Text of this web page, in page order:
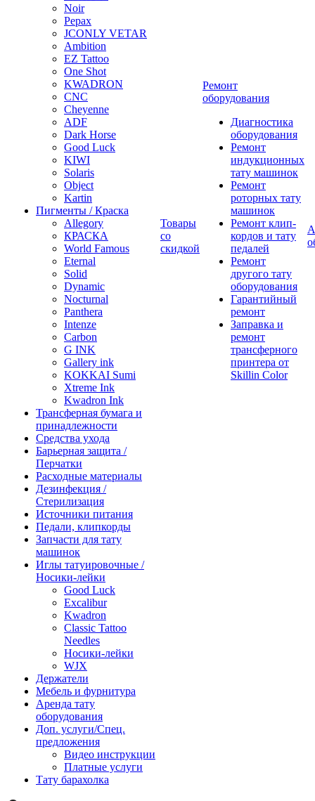
Noir
Pepax
JCONLY VETAR
Ambition
EZ Tattoo
One Shot
KWADRON
CNC
Cheyenne
ADF
Dark Horse
Good Luck
KIWI
Solaris
Object
Kartin
Пигменты / Краска
Allegory
КРАСКА
World Famous
Eternal
Solid
Dynamic
Nocturnal
Panthera
Intenze
Carbon
G INK
Gallery ink
KOKKAI Sumi
Xtreme Ink
Kwadron Ink
Трансферная бумага и
принадлежности
Средства ухода
Барьерная защита /
Перчатки
Расходные материалы
Дезинфекция /
Стерилизация
Источники питания
Педали, клипкорды
Запчасти для тату
машинок
Иглы татуировочные /
Носики-лейки
Good Luck
Excalibur
Kwadron
Classic Tattoo
Needles
Носики-лейки
WJX
Держатели
Мебель и фурнитура
Аренда тату
оборудования
Доп. услуги/Спец.
предложения
Видео инструкции
Платные услуги
Тату барахолка
Товары
со
скидкой
Ремонт
оборудования
Диагностика
оборудования
Ремонт
индукционных
тату машинок
Ремонт
роторных тату
машинок
Ремонт клип-
кордов и тату
педалей
Ремонт
другого тату
оборудования
Гарантийный
ремонт
Заправка и
ремонт
трансферного
принтера от
Skillin Color